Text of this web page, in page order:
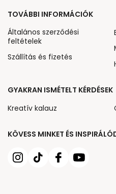
KÖVESS MINKET ÉS
TOVÁBBI INFORMÁCIÓK
Általános szerződési
feltételek
Szállítás és fizetés
GYAKRAN ISMÉTELT KÉRDÉSEK
Kreatív kalauz